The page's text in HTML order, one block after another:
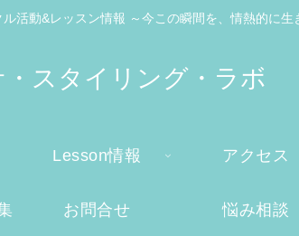
活動&レッスン情報 ～今この瞬間を、情熱的に生
スタイリング・ラボ
Lesson情報 アクセス
お問合せ 悩み相談